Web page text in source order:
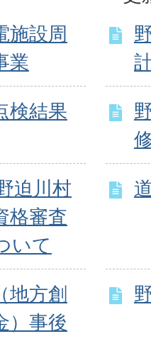
施設周
業
検結果
迫川村
格審査
いて
地方創
）事後